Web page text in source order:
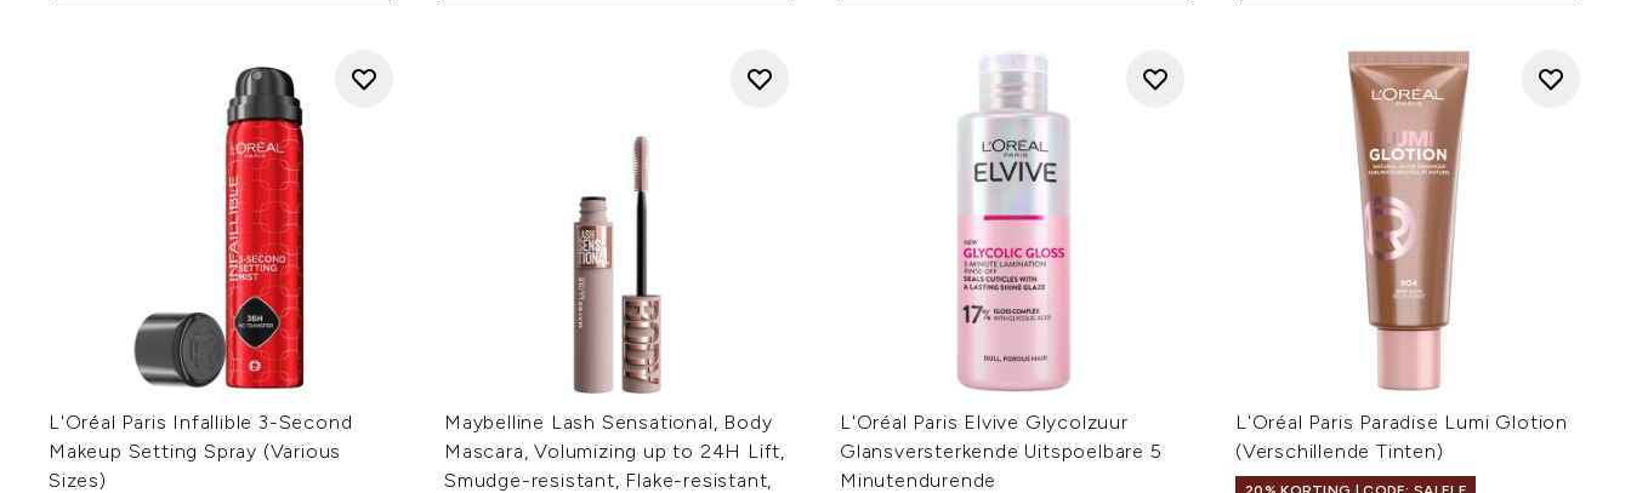
L'Oréal Paris Infallible 3-Second
Makeup Setting Spray (Various
Sizes)
Maybelline Lash Sensational, Body
Mascara, Volumizing up to 24H Lift,
Smudge-resistant, Flake-resistant,
L'Oréal Paris Elvive Glycolzuur
Glansversterkende Uitspoelbare 5
Minutendurende
L'Oréal Paris Paradise Lumi Glotion
(Verschillende Tinten)